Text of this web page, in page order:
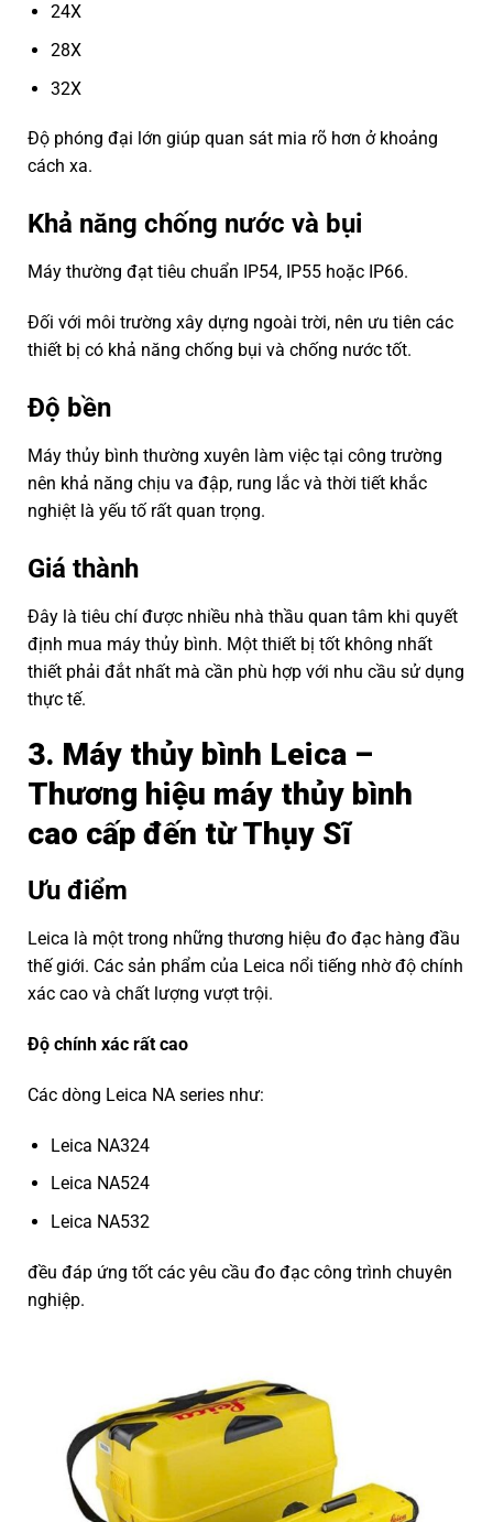
24X
28X
32X
Độ phóng đại lớn giúp quan sát mia rõ hơn ở khoảng
cách xa.
Khả năng chống nước và bụi
Máy thường đạt tiêu chuẩn IP54, IP55 hoặc IP66.
Đối với môi trường xây dựng ngoài trời, nên ưu tiên các
thiết bị có khả năng chống bụi và chống nước tốt.
Độ bền
Máy thủy bình thường xuyên làm việc tại công trường
nên khả năng chịu va đập, rung lắc và thời tiết khắc
nghiệt là yếu tố rất quan trọng.
Giá thành
Đây là tiêu chí được nhiều nhà thầu quan tâm khi quyết
định mua máy thủy bình. Một thiết bị tốt không nhất
thiết phải đắt nhất mà cần phù hợp với nhu cầu sử dụng
thực tế.
3. Máy thủy bình Leica –
Thương hiệu máy thủy bình
cao cấp đến từ Thụy Sĩ
Ưu điểm
Leica là một trong những thương hiệu đo đạc hàng đầu
thế giới. Các sản phẩm của Leica nổi tiếng nhờ độ chính
xác cao và chất lượng vượt trội.
Độ chính xác rất cao
Các dòng Leica NA series như:
Leica NA324
Leica NA524
Leica NA532
đều đáp ứng tốt các yêu cầu đo đạc công trình chuyên
nghiệp.